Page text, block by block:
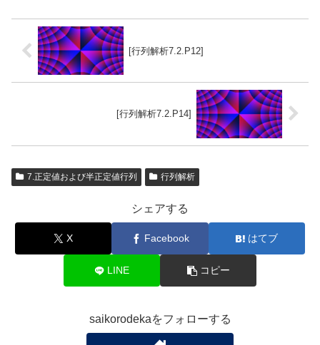
[行列解析7.2.P12]
[行列解析7.2.P14]
7.正定値および半正定値行列 行列解析
シェアする
X Facebook はてブ
LINE コピー
saikorodekaをフォローする